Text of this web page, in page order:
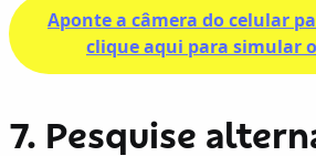
Aponte a câmera do celular
clique aqui para simular
7. Pesquise